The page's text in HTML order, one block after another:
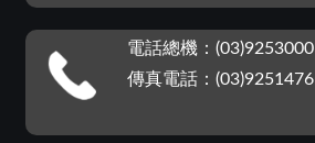
電話總機：(03)9253000
傳真電話：(03)9251476